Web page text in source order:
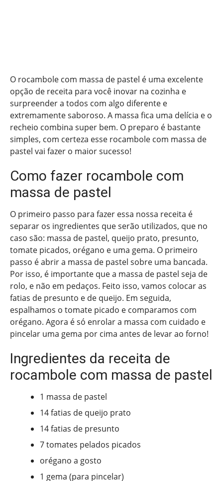
O rocambole com massa de pastel é uma excelente
opção de receita para você inovar na cozinha e
surpreender a todos com algo diferente e
extremamente saboroso. A massa fica uma delícia e o
recheio combina super bem. O preparo é bastante
simples, com certeza esse rocambole com massa de
pastel vai fazer o maior sucesso!
Como fazer rocambole com
massa de pastel
O primeiro passo para fazer essa nossa receita é
separar os ingredientes que serão utilizados, que no
caso são: massa de pastel, queijo prato, presunto,
tomate picados, orégano e uma gema. O primeiro
passo é abrir a massa de pastel sobre uma bancada.
Por isso, é importante que a massa de pastel seja de
rolo, e não em pedaços. Feito isso, vamos colocar as
fatias de presunto e de queijo. Em seguida,
espalhamos o tomate picado e comparamos com
orégano. Agora é só enrolar a massa com cuidado e
pincelar uma gema por cima antes de levar ao forno!
Ingredientes da receita de
rocambole com massa de pastel
1 massa de pastel
14 fatias de queijo prato
14 fatias de presunto
7 tomates pelados picados
orégano a gosto
1 gema (para pincelar)